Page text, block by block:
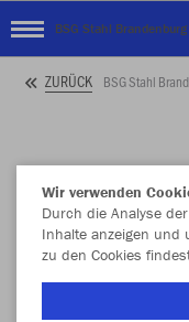
BSG Stahl Brandenburg
ZURÜCK BSG Stahl
Wir verwenden
Durch die Analyse
Inhalte anzeigen und
zu den Cookies